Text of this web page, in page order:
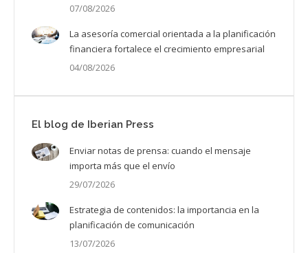
07/08/2026
La asesoría comercial orientada a la planificación
financiera fortalece el crecimiento empresarial
04/08/2026
El blog de Iberian Press
Enviar notas de prensa: cuando el mensaje
importa más que el envío
29/07/2026
Estrategia de contenidos: la importancia en la
planificación de comunicación
13/07/2026